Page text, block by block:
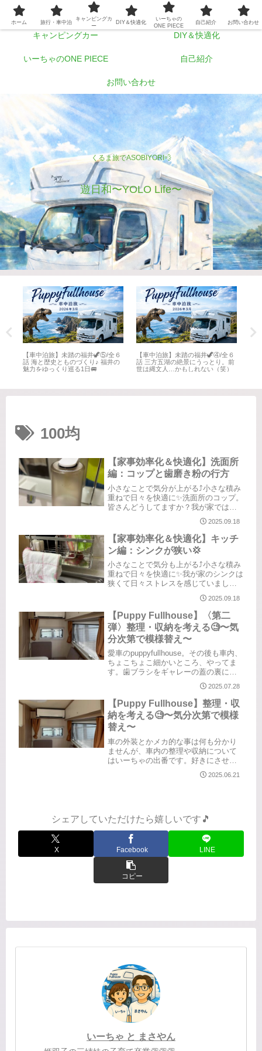
くるま旅でASOBIYORI💨
遊日和〜YOLO Life〜
ホーム 旅行・車中泊
キャンピングカー DIY＆快適化
いーちゃのONE PIECE 自己紹介
お問い合わせ
【車中泊旅】未踏の福井🦖⑤/全６
話 海と歴史とものづくり♪ 福井の
魅力をゆっくり巡る1日🚐
【車中泊旅】未踏の福井🦖④/全６
話 三方五湖の絶景にうっとり。前
世は縄文人…かもしれない（笑）
100均
【家事効率化＆快適化】洗面所
編：コップと歯磨き粉の行方
小さなことで気分が上がる⤴️小さな積み
重ねで日々を快適に✨️洗面所のコップ。
皆さんどうしてますか？我が家では不
潔になるのが嫌で、試行錯誤しながら
もこれまでも”浮かせる収納”一択でし
た。これまでも”浮かせる収納”だったの
ですが、コップを引っ掛...
2025.09.18
【家事効率化＆快適化】キッチ
ン編：シンクが狭い💢
小さなことで気分も上がる⤴️小さな積み
重ねで日々を快適に✨️我が家のシンクは
狭くて日々ストレスを感じていまし
た。狭くて大きめの鍋を置くとシンク
が埋まってしまう…鍋を洗うにも狭く
てイライラ💢元々くぼみの部分には備
え付けのスポンジラックが付いて...
2025.09.18
【Puppy Fullhouse】〈第二
弾〉整理・収納を考える🧐〜気
分次第で模様替え〜
愛車のpuppyfullhouse。その後も車内、
ちょこちょこ細かいところ、やってま
す。歯ブラシをギャレーの蓋の裏にく
っつけました扉の中に入れておくとカ
ビそうなので、ここなら乾きやすい
し、歯ブラシが濡れてても水はシンク
に落ちるかなと。シンク...
2025.07.28
【Puppy Fullhouse】整理・収
納を考える🧐〜気分次第で模様
替え〜
車の外装とかメカ的な事は何も分かり
ませんが、車内の整理や収納について
はいーちゃの出番です。好きにさせて
いただこうかと。ということで、気分
次第で模様替えや、思いつきで取り入
2025.06.21
シェアしていただけたら嬉しいです🎵
X Facebook LINE
コピー
いーちゃ と まさやん
ホーム 旅行・車中泊
キャンピングカ
ー
DIY＆快適化
いーちゃの
ONE PIECE
自己紹介 お問い合わせ